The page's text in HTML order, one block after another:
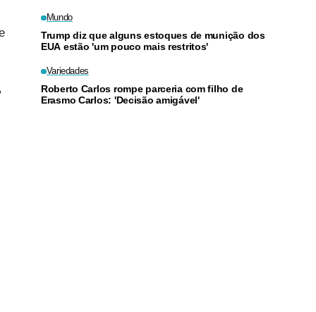
Mundo
Trump diz que alguns estoques de munição dos
EUA estão 'um pouco mais restritos'
Variedades
Roberto Carlos rompe parceria com filho de
Erasmo Carlos: 'Decisão amigável'